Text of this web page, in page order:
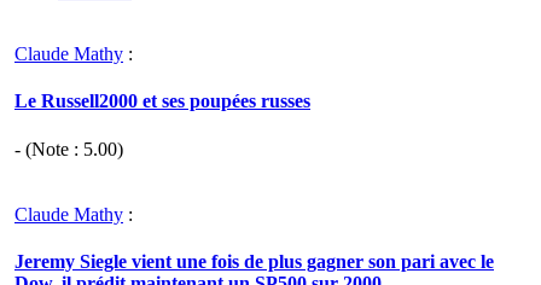
Claude Mathy :
Le Russell2000 et ses poupées russes
- (Note : 5.00)
Claude Mathy :
Jeremy Siegle vient une fois de plus gagner son pari avec le